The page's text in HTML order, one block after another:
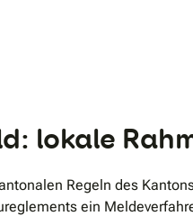
lokale
Regeln des
ein